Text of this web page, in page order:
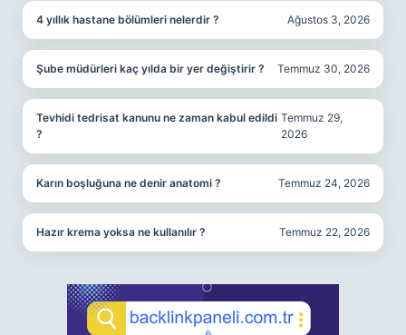
4 yıllık hastane bölümleri nelerdir ? Ağustos 3, 2026
Şube müdürleri kaç yılda bir yer değiştirir ? Temmuz 30, 2026
Tevhidi tedrisat kanunu ne zaman kabul edildi
?
Temmuz 29,
2026
Karın boşluğuna ne denir anatomi ? Temmuz 24, 2026
Hazır krema yoksa ne kullanılır ? Temmuz 22, 2026